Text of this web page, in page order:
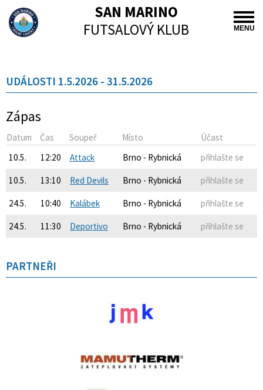
MENU
SAN MARINO
FUTSALOVÝ KLUB
UDÁLOSTI 1.5.2026 - 31.5.2026
Zápas
Datum Čas Soupeř Místo
Účast
10.5.
12:20 Attack Brno - Rybnická přihlašte se
10.5. 13:10 Red Devils Brno - Rybnická přihlašte se
24.5. 10:40 Kalábek Brno - Rybnická přihlašte se
24.5. 11:30 Deportivo Brno - Rybnická přihlašte se
PARTNEŘI